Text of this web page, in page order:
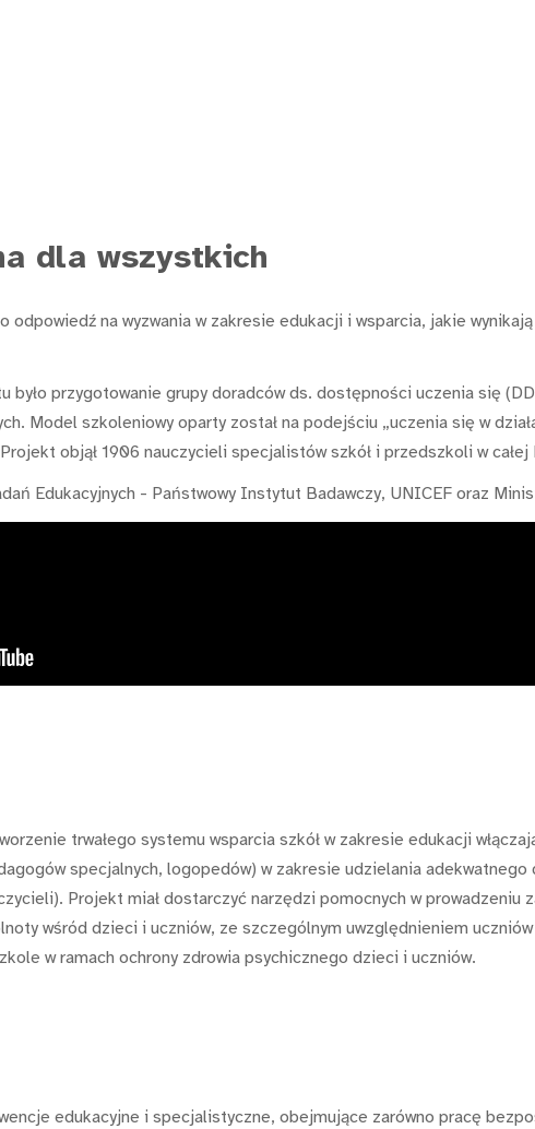
dla wszystkich
odpowiedź na wyzwania w zakresie edukacji i wsparcia, jakie
było przygotowanie grupy doradców ds. dostępności uczenia się
Model szkoleniowy oparty został na podejściu „uczenia się w
objął 1906 nauczycieli specjalistów szkół i przedszkoli w całej
Edukacyjnych - Państwowy Instytut Badawczy, UNICEF oraz
trwałego systemu wsparcia szkół w zakresie edukacji
specjalnych, logopedów) w zakresie udzielania
Projekt miał dostarczyć narzędzi pomocnych w prowadzeniu
wśród dzieci i uczniów, ze szczególnym uwzględnieniem
w ramach ochrony zdrowia psychicznego dzieci i uczniów.
edukacyjne i specjalistyczne, obejmujące zarówno pracę